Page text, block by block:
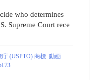
who determines
Supreme Court rece
(USPTO) 商標_動画